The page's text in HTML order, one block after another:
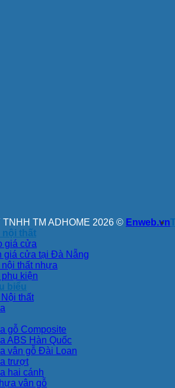
TNHH TM ADHOME 2026 © Enweb.vn
nội thất
giá cửa
giá cửa tại Đà Nẵng
nội thất nhựa
phụ kiện
biểu
thất
gỗ Composite
ABS Hàn Quốc
vân gỗ Đài Loan
trượt
hai cánh
vân gỗ